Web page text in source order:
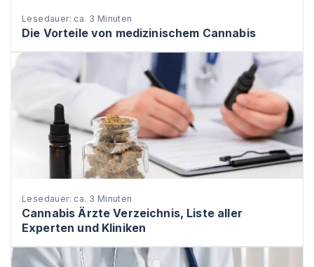
Lesedauer: ca. 3 Minuten
Die Vorteile von medizinischem Cannabis
Lesedauer: ca. 3 Minuten
Cannabis Ärzte Verzeichnis, Liste aller
Experten und Kliniken